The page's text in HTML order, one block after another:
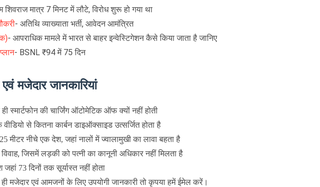
शिवराज मात्र 7 मिनट में लौटे, विरोध शुरू हो गया था
- अतिथि व्याख्याता भर्ती, आवेदन आमंत्रित
- आपराधिक मामले में भारत से बाहर इन्वेस्टिगेशन कैसे किया जाता है जानिए
- BSNL ₹94 में 75 दिन
मजेदार जानकारियां
स्मार्टफोन की चार्जिंग ऑटोमेटिक ऑफ क्यों नहीं होती
से कितना कार्बन डाइऑक्साइड उत्सर्जित होता है
मीटर नीचे एक देश, जहां नालों में ज्वालामुखी का लावा बहता है
जिसमें लड़की को पत्नी का कानूनी अधिकार नहीं मिलता है
73 दिनों तक सूर्यास्त नहीं होता
मजेदार एवं आमजनों के लिए उपयोगी जानकारी तो कृपया हमें ईमेल करें।